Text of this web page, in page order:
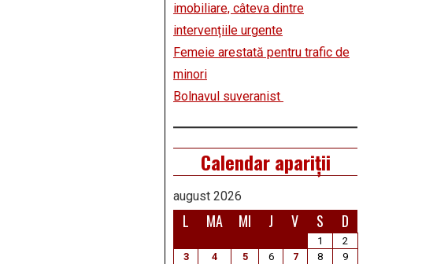
imobiliare, câteva dintre
intervențiile urgente
Femeie arestată pentru trafic de
minori
Bolnavul suveranist
Calendar apariții
august 2026
L MA MI J V S D
1
2
3
4 5 6 7 8
9